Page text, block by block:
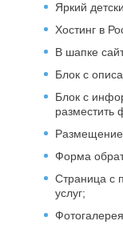
Яркий
Хостинг в
В шапке
Блок с
Блок с
разместить
Размещение
Форма
Страница с
услуг;